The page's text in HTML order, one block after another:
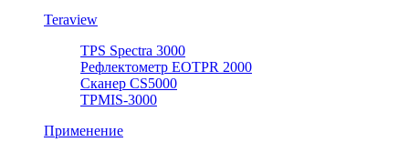
Teraview
TPS Spectra 3000
Рефлектометр EOTPR 2000
Сканер CS5000
TPMIS-3000
Применение